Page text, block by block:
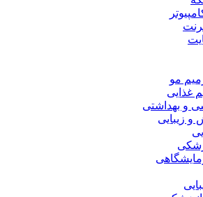
مو
غذایی
و بهداشتی
و زیبایی